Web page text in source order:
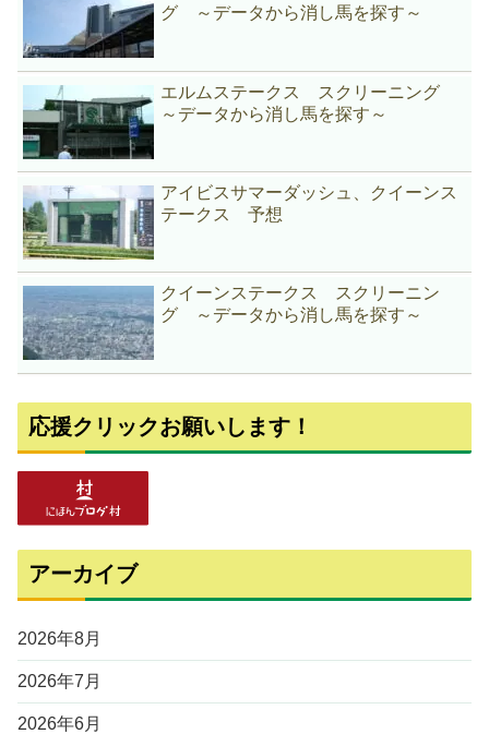
グ ～データから消し馬を探す～
エルムステークス スクリーニング
～データから消し馬を探す～
アイビスサマーダッシュ、クイーンス
テークス 予想
クイーンステークス スクリーニン
グ ～データから消し馬を探す～
応援クリックお願いします！
アーカイブ
2026年8月
2026年7月
2026年6月